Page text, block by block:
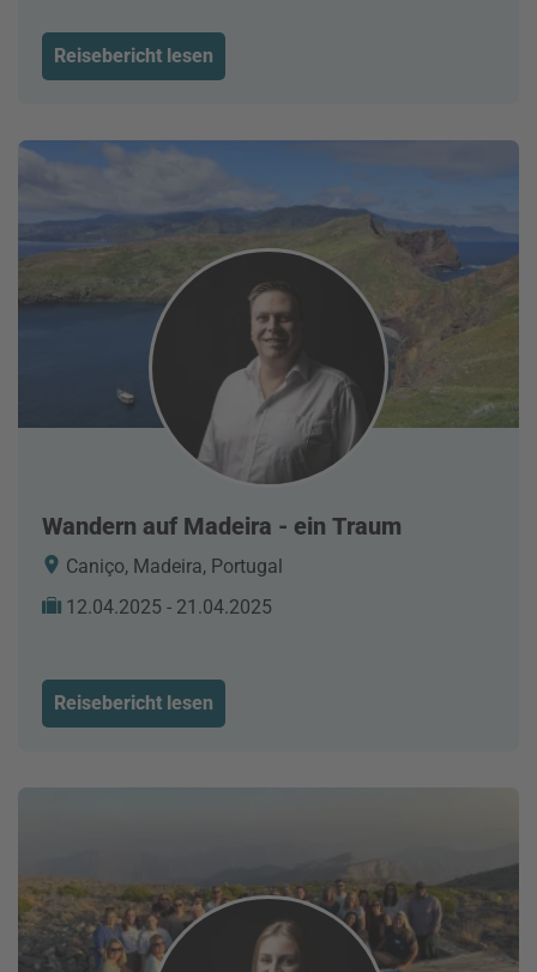
Reisebericht lesen
Wandern auf Madeira - ein Traum
Caniço, Madeira, Portugal
12.04.2025 - 21.04.2025
Reisebericht lesen